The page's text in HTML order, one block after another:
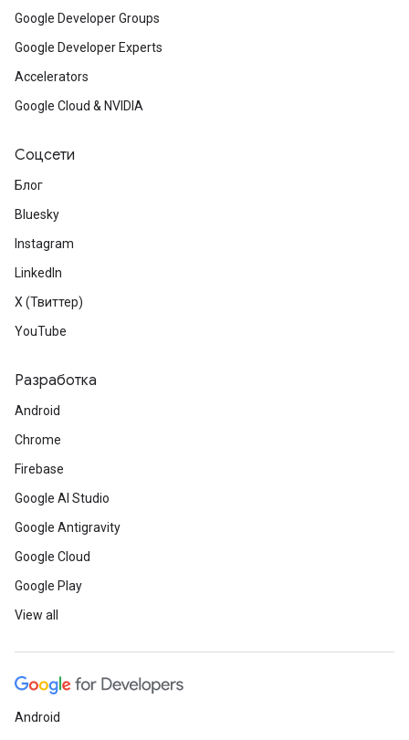
Google Developer Groups
Google Developer Experts
Accelerators
Google Cloud & NVIDIA
Соцсети
Блог
Bluesky
Instagram
LinkedIn
X (Твиттер)
YouTube
Разработка
Android
Chrome
Firebase
Google AI Studio
Google Antigravity
Google Cloud
Google Play
View all
Android